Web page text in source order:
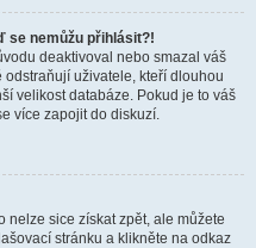
se nemůžu přihlásit?!
deaktivoval nebo smazal váš
uživatele, kteří dlouhou
velikost databáze. Pokud je to váš
více zapojit do diskuzí.
nelze sice získat zpět, ale můžete
stránku a klikněte na odkaz